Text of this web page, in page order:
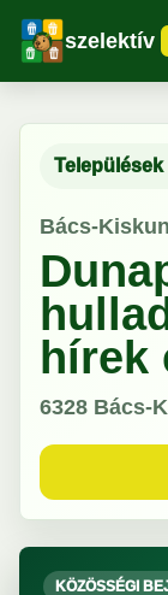
szelektív
Települések
Bács-
hírek
6328 Bács-
KÖZÖSSÉGI